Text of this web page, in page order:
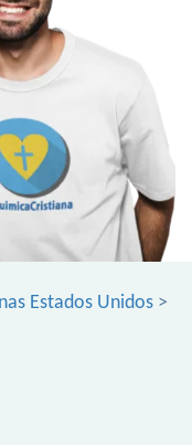
Estados Unidos >